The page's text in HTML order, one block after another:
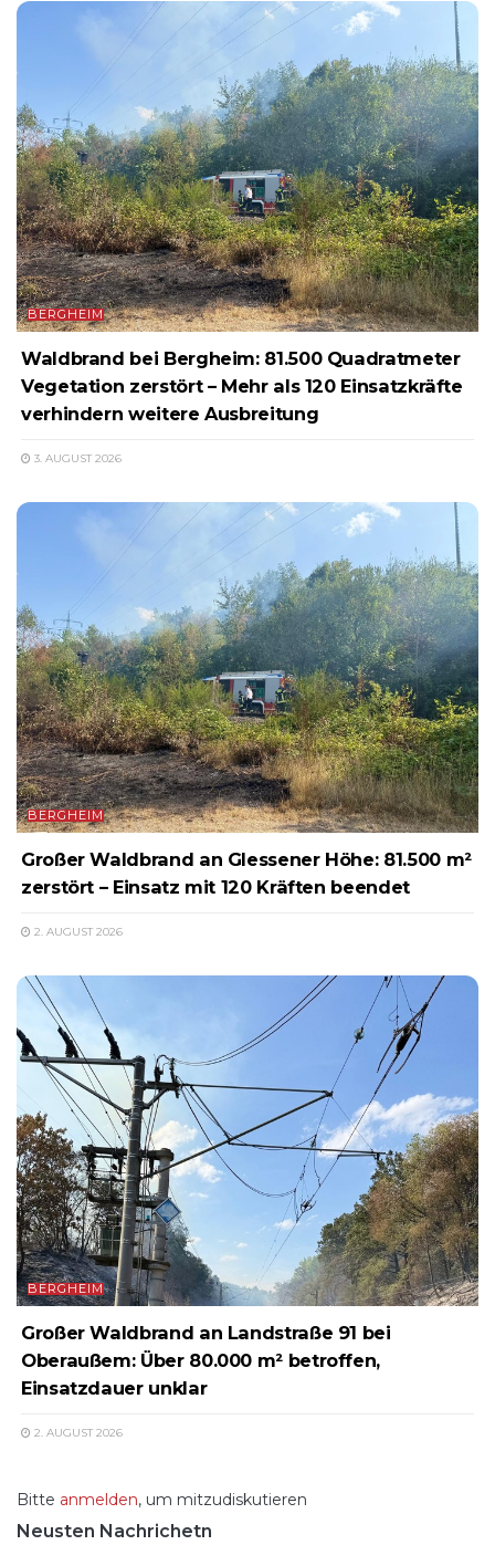
BERGHEIM
Waldbrand bei Bergheim: 81.500 Quadratmeter
Vegetation zerstört – Mehr als 120 Einsatzkräfte
verhindern weitere Ausbreitung
3. AUGUST 2026
BERGHEIM
Großer Waldbrand an Glessener Höhe: 81.500 m²
zerstört – Einsatz mit 120 Kräften beendet
2. AUGUST 2026
BERGHEIM
Großer Waldbrand an Landstraße 91 bei
Oberaußem: Über 80.000 m² betroffen,
Einsatzdauer unklar
2. AUGUST 2026
Bitte anmelden, um mitzudiskutieren
Neusten Nachrichetn